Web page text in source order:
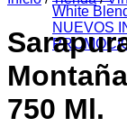
White
NUEVOS
750 Ml.